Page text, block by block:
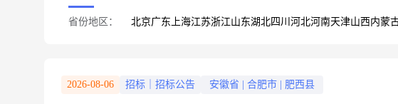
省份地区： 北京广东 上海江苏浙江山东湖北四川 河北河南天津山西内蒙
2026-08-06 招标｜招标公告 安徽省 合肥市 肥西县